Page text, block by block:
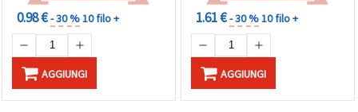
0.98 €- 30 %10 filo +
AGGIUNGI
1.61 €- 30 %10 filo +
AGGIUNGI